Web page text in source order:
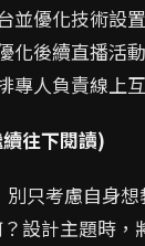
並優化技術設
化後續直播活
人負責線上
往下閱讀)
別只考慮自身
設計主題時